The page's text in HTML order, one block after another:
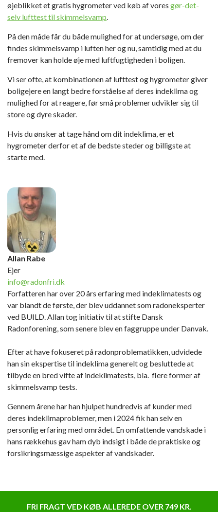
øjeblikket et gratis hygrometer ved køb af vores gør-det-
selv lufttest til skimmelsvamp.
På den måde får du både mulighed for at undersøge, om der
findes skimmelsvamp i luften her og nu, samtidig med at du
fremover kan holde øje med luftfugtigheden i boligen.
Vi ser ofte, at kombinationen af lufttest og hygrometer giver
boligejere en langt bedre forståelse af deres indeklima og
mulighed for at reagere, før små problemer udvikler sig til
store og dyre skader.
Hvis du ønsker at tage hånd om dit indeklima, er et
hygrometer derfor et af de bedste steder og billigste at
starte med.
Allan Rabe
Ejer
info@radonfri.dk
Forfatteren har over 20 års erfaring med indeklimatests og
var blandt de første, der blev uddannet som radoneksperter
ved BUILD. Allan tog initiativ til at stifte Dansk
Radonforening, som senere blev en faggruppe under Danvak.
Efter at have fokuseret på radonproblematikken, udvidede
han sin ekspertise til indeklima generelt og besluttede at
tilbyde en bred vifte af indeklimatests, bla. flere former af
skimmelsvamp tests.
Gennem årene har han hjulpet hundredvis af kunder med
deres indeklimaproblemer, men i 2024 fik han selv en
personlig erfaring med området. En omfattende vandskade i
hans rækkehus gav ham dyb indsigt i både de praktiske og
forsikringsmæssige aspekter af vandskader.
FRI FRAGT VED KØB ALLEREDE OVER 749 KR.